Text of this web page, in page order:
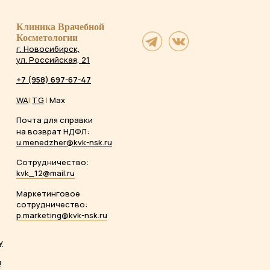
Клиника Врачебной
Косметологии
г. Новосибирск,
ул. Российская, 21
+7 (958) 697-67-47
WA| TG| Max
Почта для справки
на возврат НДФЛ:
u.menedzher@kvk-nsk.ru
Сотрудничество:
kvk_12@mail.ru
Маркетинговое
сотрудничество:
p.marketing@kvk-nsk.ru